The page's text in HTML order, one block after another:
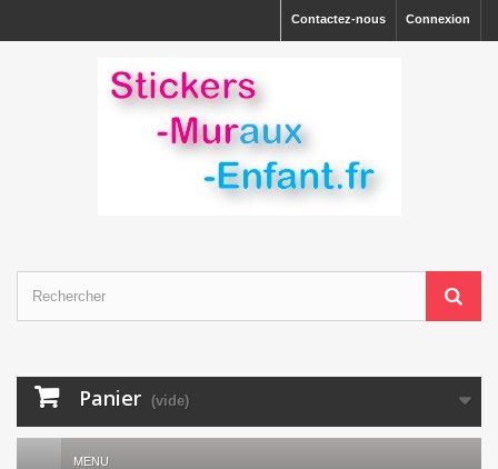
Connexion
Contactez-nous
Panier (vide)
MENU